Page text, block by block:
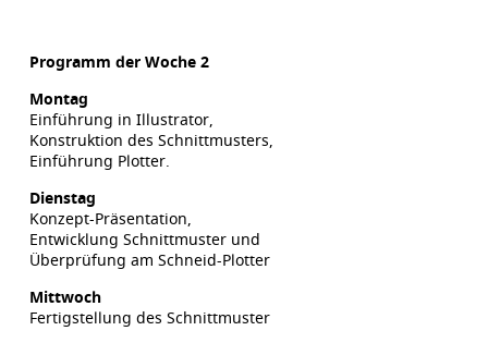
Programm der Woche 2
Montag
Einführung in Illustrator,
Konstruktion des Schnittmusters,
Einführung Plotter.
Dienstag
Konzept-Präsentation,
Entwicklung Schnittmuster und
Überprüfung am Schneid-Plotter
Mittwoch
Fertigstellung des Schnittmuster